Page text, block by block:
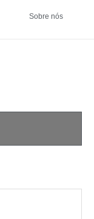
Sobre nós